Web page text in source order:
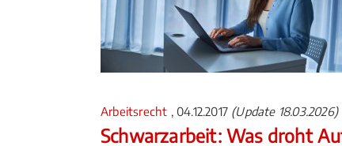
Arbeitsrecht , 04.12.2017 (Update 18.03.2026)
Schwarzarbeit: Was droht